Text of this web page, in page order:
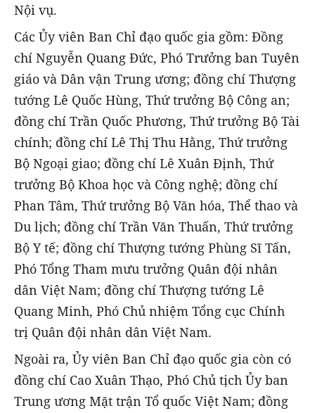
Nội vụ.
Các Ủy viên Ban Chỉ đạo quốc gia gồm: Đồng
chí Nguyễn Quang Đức, Phó Trưởng ban Tuyên
giáo và Dân vận Trung ương; đồng chí Thượng
tướng Lê Quốc Hùng, Thứ trưởng Bộ Công an;
đồng chí Trần Quốc Phương, Thứ trưởng Bộ Tài
chính; đồng chí Lê Thị Thu Hằng, Thứ trưởng
Bộ Ngoại giao; đồng chí Lê Xuân Định, Thứ
trưởng Bộ Khoa học và Công nghệ; đồng chí
Phan Tâm, Thứ trưởng Bộ Văn hóa, Thể thao và
Du lịch; đồng chí Trần Văn Thuấn, Thứ trưởng
Bộ Y tế; đồng chí Thượng tướng Phùng Sĩ Tấn,
Phó Tổng Tham mưu trưởng Quân đội nhân
dân Việt Nam; đồng chí Thượng tướng Lê
Quang Minh, Phó Chủ nhiệm Tổng cục Chính
trị Quân đội nhân dân Việt Nam.
Ngoài ra, Ủy viên Ban Chỉ đạo quốc gia còn có
đồng chí Cao Xuân Thạo, Phó Chủ tịch Ủy ban
Trung ương Mặt trận Tổ quốc Việt Nam; đồng